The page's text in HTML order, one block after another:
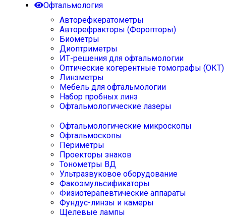
Офтальмология
Авторефкератометры
Авторефракторы (Форопторы)
Биометры
Диоптриметры
ИТ-решения для офтальмологии
Оптические когерентные томографы (ОКТ)
Линзметры
Мебель для офтальмологии
Набор пробных линз
Офтальмологические лазеры
Офтальмологические микроскопы
Офтальмоскопы
Периметры
Проекторы знаков
Тонометры ВД
Ультразвуковое оборудование
Факоэмульсификаторы
Физиотерапевтические аппараты
Фундус-линзы и камеры
Щелевые лампы